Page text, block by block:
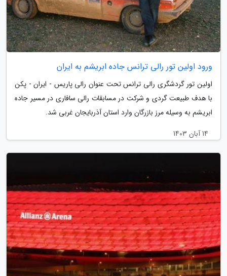
ورود اولین تور رالی ترانس جاده ابریشم به ایران
اولین تور گردشگری رالی ترانس تحت عنوان رالی پاریس - ایران - پکن
با هدف طبیعت گردی و شرکت در مسابقات رالی سافاری در مسیر جاده
ابریشم به وسیله مرز بازرگان وارد استان آذربایجان غربی شد.
14 آبان 1403